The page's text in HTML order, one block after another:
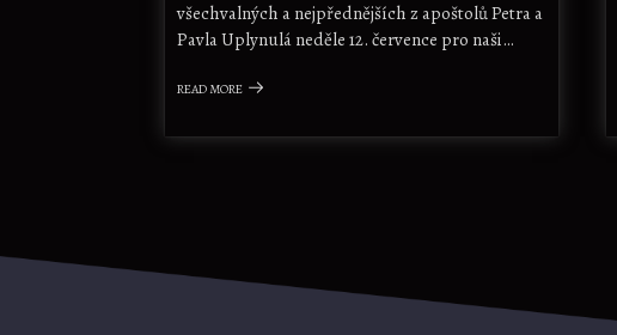
všechvalných a nejpřednějších z apoštolů Petra a
Pavla Uplynulá neděle 12. července pro naši…
READ MORE